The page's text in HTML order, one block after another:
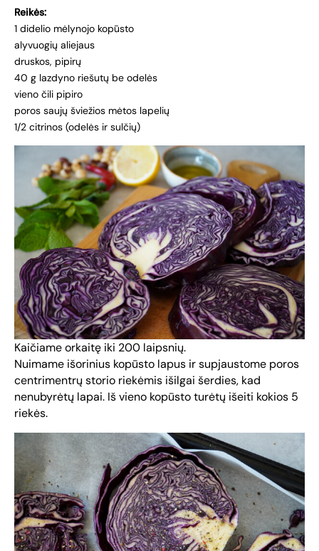
Reikės:
1 didelio mėlynojo kopūsto
alyvuogių aliejaus
druskos, pipirų
40 g lazdyno riešutų be odelės
vieno čili pipiro
poros saujų šviežios mėtos lapelių
1/2 citrinos (odelės ir sulčių)
Kaičiame orkaitę iki 200 laipsnių.
Nuimame išorinius kopūsto lapus ir supjaustome poros
centrimentrų storio riekėmis išilgai šerdies, kad
nenubyrėtų lapai. Iš vieno kopūsto turėtų išeiti kokios 5
riekės.